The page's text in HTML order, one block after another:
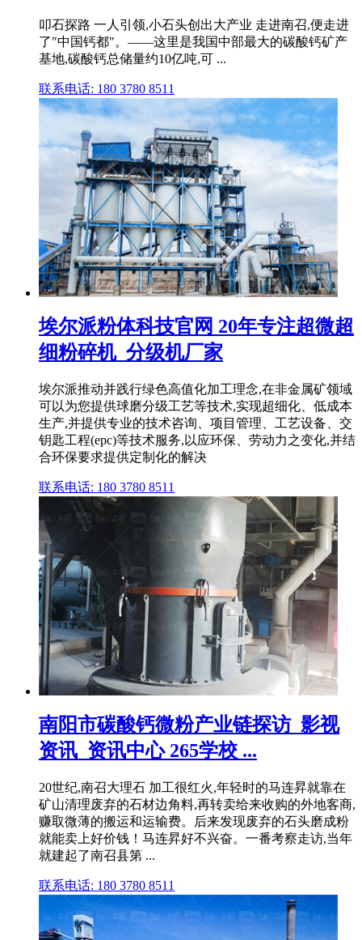
叩石探路 一人引领,小石头创出大产业 走进南召,便走进
了"中国钙都"。——这里是我国中部最大的碳酸钙矿产
基地,碳酸钙总储量约10亿吨,可 ...
联系电话: 180 3780 8511
埃尔派粉体科技官网 20年专注超微超
细粉碎机_分级机厂家
埃尔派推动并践行绿色高值化加工理念,在非金属矿领域
可以为您提供球磨分级工艺等技术,实现超细化、低成本
生产,并提供专业的技术咨询、项目管理、工艺设备、交
钥匙工程(epc)等技术服务,以应环保、劳动力之变化,并结
合环保要求提供定制化的解决
联系电话: 180 3780 8511
南阳市碳酸钙微粉产业链探访_影视
资讯_资讯中心 265学校 ...
20世纪,南召大理石 加工很红火,年轻时的马连昇就靠在
矿山清理废弃的石材边角料,再转卖给来收购的外地客商,
赚取微薄的搬运和运输费。后来发现废弃的石头磨成粉
就能卖上好价钱！马连昇好不兴奋。一番考察走访,当年
就建起了南召县第 ...
联系电话: 180 3780 8511